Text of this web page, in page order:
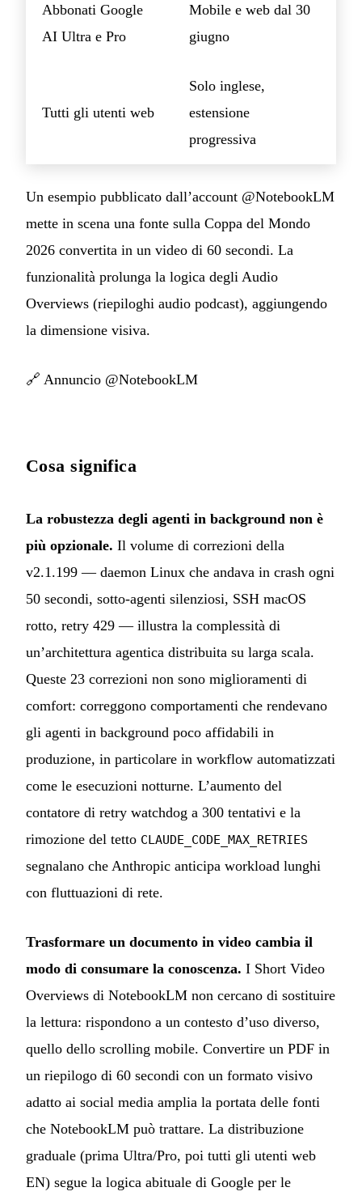
Abbonati Google
AI Ultra e Pro
Mobile e web dal 30
giugno
Tutti gli utenti web
Solo inglese,
estensione
progressiva
Un esempio pubblicato dall’account @NotebookLM
mette in scena una fonte sulla Coppa del Mondo
2026 convertita in un video di 60 secondi. La
funzionalità prolunga la logica degli Audio
Overviews (riepiloghi audio podcast), aggiungendo
la dimensione visiva.
🔗 Annuncio @NotebookLM
Cosa significa
La robustezza degli agenti in background non è
più opzionale. Il volume di correzioni della
v2.1.199 — daemon Linux che andava in crash ogni
50 secondi, sotto-agenti silenziosi, SSH macOS
rotto, retry 429 — illustra la complessità di
un’architettura agentica distribuita su larga scala.
Queste 23 correzioni non sono miglioramenti di
comfort: correggono comportamenti che rendevano
gli agenti in background poco affidabili in
produzione, in particolare in workflow automatizzati
come le esecuzioni notturne. L’aumento del
contatore di retry watchdog a 300 tentativi e la
rimozione del tetto CLAUDE_CODE_MAX_RETRIES
segnalano che Anthropic anticipa workload lunghi
con fluttuazioni di rete.
Trasformare un documento in video cambia il
modo di consumare la conoscenza. I Short Video
Overviews di NotebookLM non cercano di sostituire
la lettura: rispondono a un contesto d’uso diverso,
quello dello scrolling mobile. Convertire un PDF in
un riepilogo di 60 secondi con un formato visivo
adatto ai social media amplia la portata delle fonti
che NotebookLM può trattare. La distribuzione
graduale (prima Ultra/Pro, poi tutti gli utenti web
EN) segue la logica abituale di Google per le